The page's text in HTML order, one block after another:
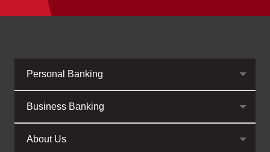
Personal Banking
Business Banking
About Us